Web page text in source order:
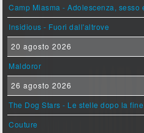
Camp Miasma - Adolescenza, sesso
Insidious - Fuori dall'altrove
20 agosto 2026
Maldoror
26 agosto 2026
The Dog Stars - Le stelle dopo la fine
Couture